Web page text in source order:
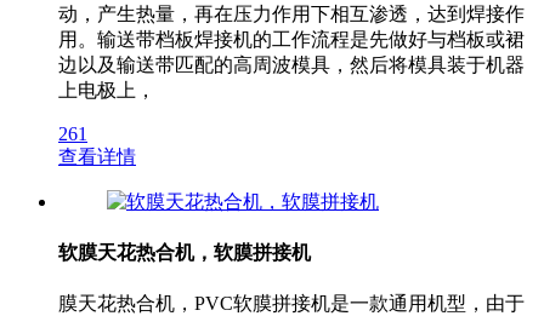
动，产生热量，再在压力作用下相互渗透，达到焊接作
用。输送带档板焊接机的工作流程是先做好与档板或裙
边以及输送带匹配的高周波模具，然后将模具装于机器
上电极上，
261
查看详情
软膜天花热合机，软膜拼接机
膜天花热合机，PVC软膜拼接机是一款通用机型，由于